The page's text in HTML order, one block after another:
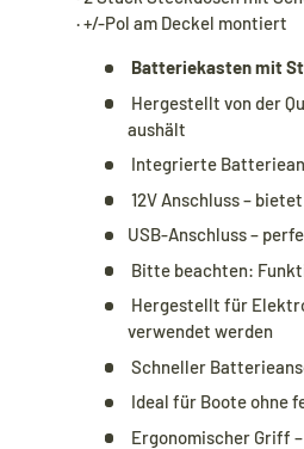
· +/-Pol am Deckel montiert
Batteriekasten mit
Hergestellt von der
aushält
Integrierte
12V Anschluss –
USB-Anschluss –
Bitte beachten:
Hergestellt für
verwendet werden
Schneller
Ideal für Boote ohne
Ergonomischer Griff